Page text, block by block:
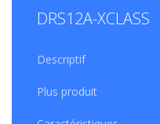
DRS12A-XCLASS
Descriptif
Plus produit